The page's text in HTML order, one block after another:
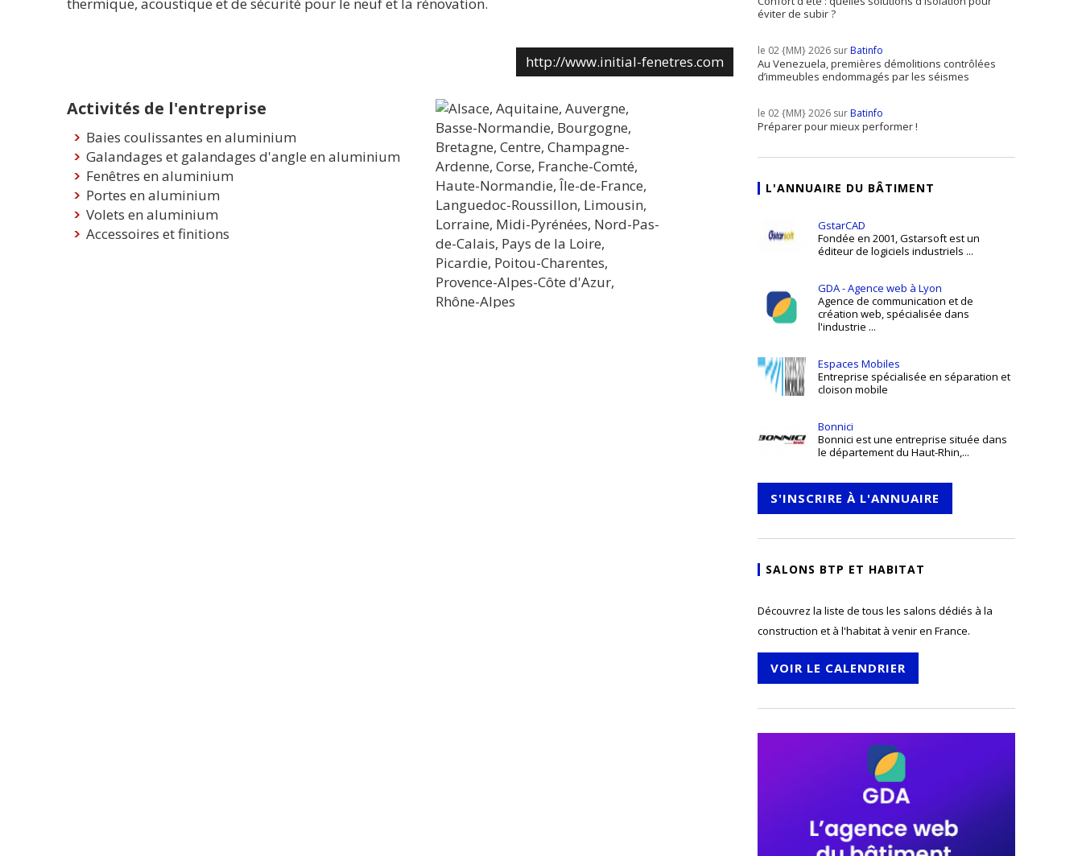
thermique, acoustique et de sécurité pour le neuf et la rénovation.
http://www.initial-fenetres.com
Activités de l'entreprise
Baies coulissantes en aluminium
Galandages et galandages d'angle en aluminium
Fenêtres en aluminium
Portes en aluminium
Volets en aluminium
Accessoires et finitions
éviter de subir ?
le 02 {MM} 2026 surBatinfo
Au Venezuela, premières démolitions contrôlées
d’immeubles endommagés par les séismes
le 02 {MM} 2026 surBatinfo
Préparer pour mieux performer !
L'ANNUAIRE DU BÂTIMENT
GstarCAD
Fondée en 2001, Gstarsoft est un
éditeur de logiciels industriels ...
GDA - Agence web à Lyon
Agence de communication et de
création web, spécialisée dans
l'industrie ...
Espaces Mobiles
Entreprise spécialisée en séparation et
cloison mobile
Bonnici
Bonnici est une entreprise située dans
le département du Haut-Rhin,...
S'INSCRIRE À L'ANNUAIRE
SALONS BTP ET HABITAT
Découvrez la liste de tous les salons dédiés à la
construction et à l'habitat à venir en France.
VOIR LE CALENDRIER